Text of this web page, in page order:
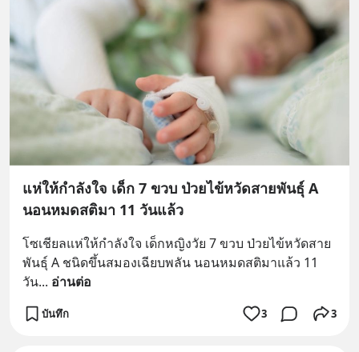
แห่ให้กำลังใจ เด็ก 7 ขวบ ป่วยไข้หวัดสายพันธุ์ A
นอนหมดสติมา 11 วันแล้ว
โซเชียลแห่ให้กำลังใจ เด็กหญิงวัย 7 ขวบ ป่วยไข้หวัดสาย
พันธุ์ A ชนิดขึ้นสมองเฉียบพลัน นอนหมดสติมาแล้ว 11
วัน... อ่านต่อ
บันทึก 3 3